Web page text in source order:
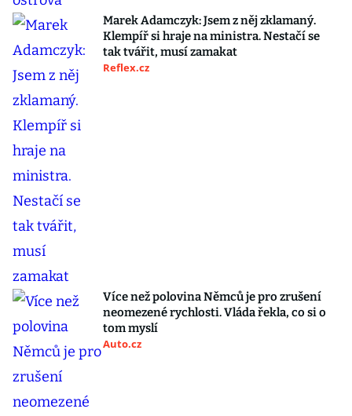
Marek Adamczyk: Jsem z něj zklamaný.
Klempíř si hraje na ministra. Nestačí se
tak tvářit, musí zamakat
Reflex.cz
Více než polovina Němců je pro zrušení
neomezené rychlosti. Vláda řekla, co si o
tom myslí
Auto.cz